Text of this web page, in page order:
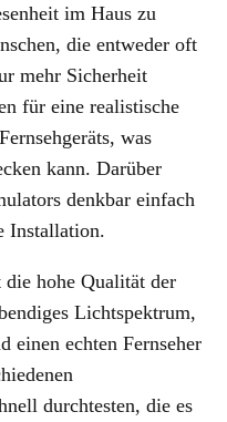
im Haus zu
die entweder oft
mehr Sicherheit
für eine realistische
was
kann. Darüber
denkbar einfach
Installation.
hohe Qualität der
Lichtspektrum,
einen echten Fernseher
durchtesten, die es